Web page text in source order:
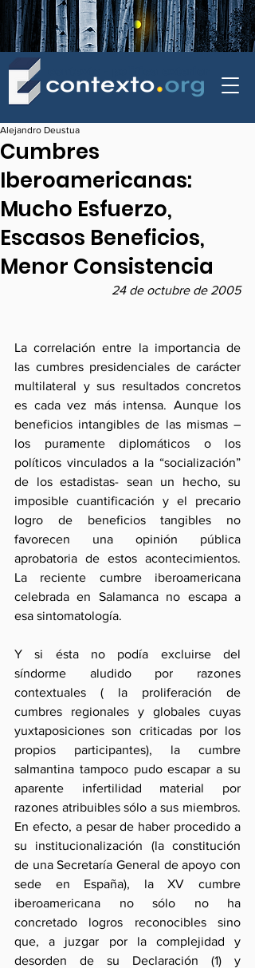
Cumbres
Iberoamericanas:
Mucho Esfuerzo,
Escasos Beneficios,
Menor Consistencia
Alejandro Deustua
24 de octubre de 2005
La correlación entre la importancia de
las cumbres presidenciales de carácter
multilateral y sus resultados concretos
es cada vez más intensa. Aunque los
beneficios intangibles de las mismas –
los puramente diplomáticos o los
políticos vinculados a la “socialización”
de los estadistas- sean un hecho, su
imposible cuantificación y el precario
logro de beneficios tangibles no
favorecen una opinión pública
aprobatoria de estos acontecimientos.
La reciente cumbre iberoamericana
celebrada en Salamanca no escapa a
esa sintomatología.
Y si ésta no podía excluirse del
síndorme aludido por razones
contextuales ( la proliferación de
cumbres regionales y globales cuyas
yuxtaposiciones son criticadas por los
propios participantes), la cumbre
salmantina tampoco pudo escapar a su
aparente infertilidad material por
razones atribuibles sólo a sus miembros.
En efecto, a pesar de haber procedido a
su institucionalización (la constitución
de una Secretaría General de apoyo con
sede en España), la XV cumbre
iberoamericana no sólo no ha
concretado logros reconocibles sino
que, a juzgar por la complejidad y
desorden de su Declaración (1) y